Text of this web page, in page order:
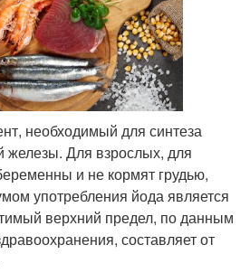
необходимый для синтеза
железы. Для взрослых, для
и не кормят грудью,
употребления йода является
верхний предел, по данным
составляет от